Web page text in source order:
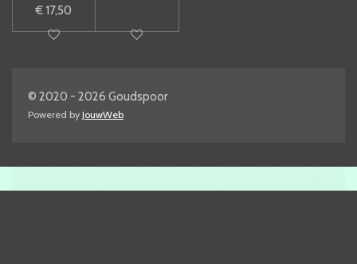
€ 17,50
© 2020 - 2026 Goudspoor
Powered by JouwWeb